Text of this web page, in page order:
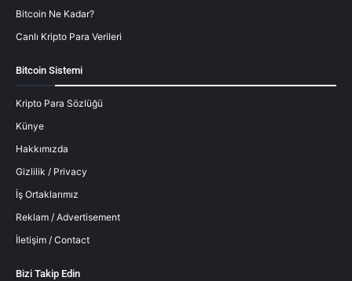
Bitcoin Ne Kadar?
Canlı Kripto Para Verileri
Bitcoin Sistemi
Kripto Para Sözlüğü
Künye
Hakkımızda
Gizlilik / Privacy
İş Ortaklarımız
Reklam / Advertisement
İletişim / Contact
Bizi Takip Edin